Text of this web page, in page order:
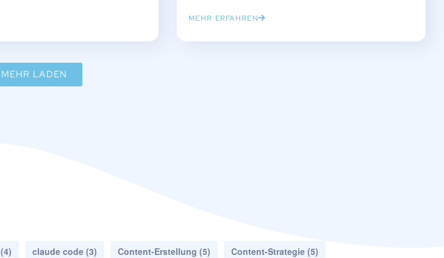
MEHR ERFAHREN
MEHR LADEN
(4) claude code (3) Content-Erstellung (5) Content-Strategie (5)